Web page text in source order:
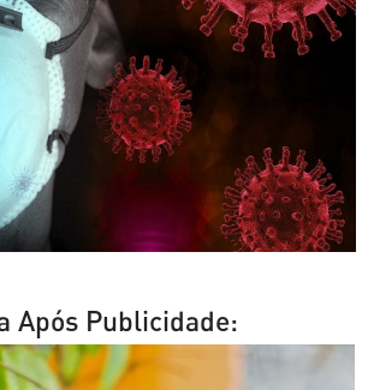
Após Publicidade: